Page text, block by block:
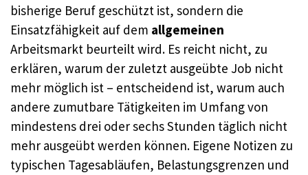
bisherige Beruf geschützt ist, sondern die
Einsatzfähigkeit auf dem allgemeinen
Arbeitsmarkt beurteilt wird. Es reicht nicht, zu
erklären, warum der zuletzt ausgeübte Job nicht
mehr möglich ist – entscheidend ist, warum auch
andere zumutbare Tätigkeiten im Umfang von
mindestens drei oder sechs Stunden täglich nicht
mehr ausgeübt werden können. Eigene Notizen zu
typischen Tagesabläufen, Belastungsgrenzen und